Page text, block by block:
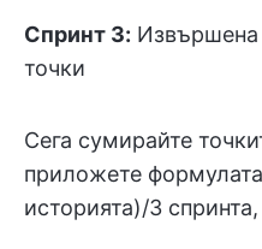
Спринт 3: Извършена
точки
Сега сумирайте
приложете
историята)/3